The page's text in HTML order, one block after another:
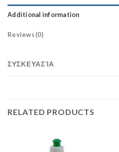
Additional information
Reviews (0)
ΣΥΣΚΕΥΑΣΊΑ
RELATED PRODUCTS